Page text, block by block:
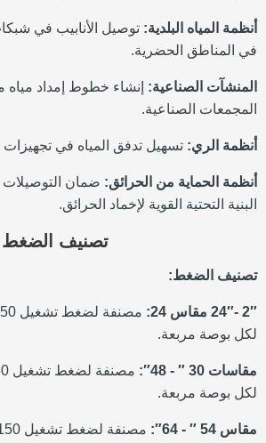
أنظمة المياه البلدية: توصيل الأنابيب في
في المناطق الحضرية.
المنشآت الصناعية: إنشاء خطوط إمداد مياه
المجمعات الصناعية.
أنظمة الري: تسهيل تدفق المياه في تجهيزات
أنظمة الحماية من الحرائق: ضمان التوصيلات
البنية التحتية القوية لإخماد الحرائق.
تصنيف الضغط
تصنيف الضغط:
2″ -24″ مقاس 24:
لكل بوصة مربعة.
مقاسات 30 ″ - 48″:
لكل بوصة مربعة.
مقاس 54 ″ - 64″: